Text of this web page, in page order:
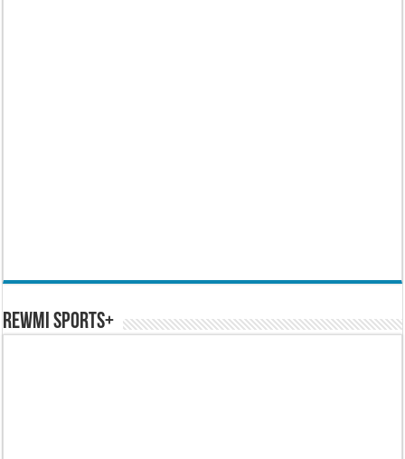
REWMI SPORTS+